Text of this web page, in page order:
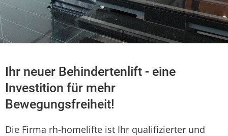
Ihr neuer Behindertenlift - eine
Investition für mehr
Bewegungsfreiheit!
Die Firma rh-homelifte ist Ihr qualifizierter und